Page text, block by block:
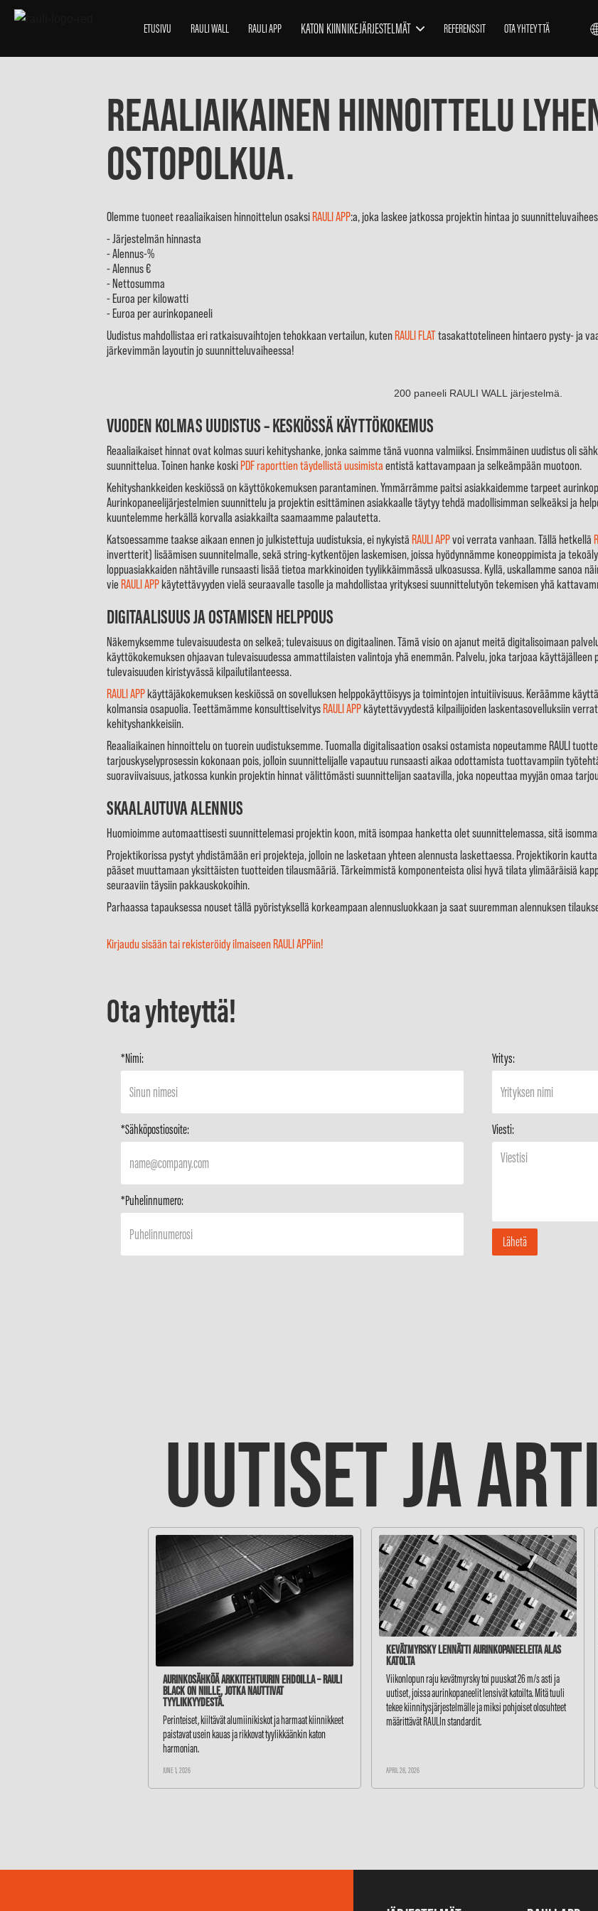
ETUSIVU RAULI WALL RAULI APP KATON KIINNIKEJÄRJESTELMÄT REFERENSSIT OTA YHTEYTTÄ
Reaaliaikainen hinnoittelu
ostopolkua.
Olemme tuoneet reaaliaikaisen hinnoittelun osaksiRAULI APP:a, joka laskee jatkossa projektin hintaa jo
- Järjestelmän hinnasta
- Alennus-%
- Alennus €
- Nettosumma
- Euroa per kilowatti
- Euroa per aurinkopaneeli
Uudistus mahdollistaa eri ratkaisuvaihtojen tehokkaan vertailun, kutenRAULI FLATtasakattotelineen hintaero pysty- ja
järkevimmän layoutin jo suunnitteluvaiheessa!
200 paneeli RAULI WALL järjestelmä.
VUODEN KOLMAS UUDISTUS – KESKIÖSSÄ KÄYTTÖKOKEMUS
Reaaliaikaiset hinnat ovat kolmas suuri kehityshanke, jonka saimme tänä vuonna valmiiksi. Ensimmäinen uudistus oli
suunnittelua. Toinen hanke koskiPDF raporttien täydellistä uusimistaentistä kattavampaan ja selkeämpään muotoon.
Kehityshankkeiden keskiössä on käyttökokemuksen parantaminen. Ymmärrämme paitsi asiakkaidemme tarpeet
Aurinkopaneelijärjestelmien suunnittelu ja projektin esittäminen asiakkaalle täytyy tehdä madollisimman selkeäksi ja
kuuntelemme herkällä korvalla asiakkailta saamaamme palautetta.
Katsoessamme taakse aikaan ennen jo julkistettuja uudistuksia, ei nykyistäRAULI APPvoi verrata vanhaan. Tällä hetkellä
invertterit) lisäämisen suunnitelmalle, sekä string-kytkentöjen laskemisen, joissa hyödynnämme koneoppimista ja
loppuasiakkaiden nähtäville runsaasti lisää tietoa markkinoiden tyylikkäimmässä ulkoasussa. Kyllä, uskallamme sanoa
vieRAULI APPkäytettävyyden vielä seuraavalle tasolle ja mahdollistaa yrityksesi suunnittelutyön tekemisen yhä
DIGITAALISUUS JA OSTAMISEN HELPPOUS
Näkemyksemme tulevaisuudesta on selkeä; tulevaisuus on digitaalinen. Tämä visio on ajanut meitä digitalisoimaan
käyttökokemuksen ohjaavan tulevaisuudessa ammattilaisten valintoja yhä enemmän. Palvelu, joka tarjoaa käyttäjälleen
tulevaisuuden kiristyvässä kilpailutilanteessa.
RAULI APPkäyttäjäkokemuksen keskiössä on sovelluksen helppokäyttöisyys ja toimintojen intuitiivisuus. Keräämme
kolmansia osapuolia. Teettämämme konsulttiselvitysRAULI APPkäytettävyydestä kilpailijoiden laskentasovelluksiin
kehityshankkeisiin.
Reaaliaikainen hinnoittelu on tuorein uudistuksemme. Tuomalla digitalisaation osaksi ostamista nopeutamme RAULI
tarjouskyselyprosessin kokonaan pois, jolloin suunnittelijalle vapautuu runsaasti aikaa odottamista tuottavampiin
suoraviivaisuus, jatkossa kunkin projektin hinnat välittömästi suunnittelijan saatavilla, joka nopeuttaa myyjän omaa
SKAALAUTUVA ALENNUS
Huomioimme automaattisesti suunnittelemasi projektin koon, mitä isompaa hanketta olet suunnittelemassa, sitä
Projektikorissa pystyt yhdistämään eri projekteja, jolloin ne lasketaan yhteen alennusta laskettaessa. Projektikorin
pääset muuttamaan yksittäisten tuotteiden tilausmääriä. Tärkeimmistä komponenteista olisi hyvä tilata ylimääräisiä
seuraaviin täysiin pakkauskokoihin.
Parhaassa tapauksessa nouset tällä pyöristyksellä korkeampaan alennusluokkaan ja saat suuremman alennuksen
Kirjaudu sisään tai rekisteröidy ilmaiseen RAULI APPiin!
Ota yhteyttä!
*Nimi:
*Sähköpostiosoite:
*Puhelinnumero:
Yritys:
Viesti:
UUTISET JA
Aurinkosähköä arkkitehtuurin ehdoilla – RAULI
BLACK on niille, jotka nauttivat
tyylikkyydestä.
Perinteiset, kiiltävät alumiinikiskot ja harmaat kiinnikkeet
paistavat usein kauas ja rikkovat tyylikkäänkin katon
harmonian.
JUNE 1, 2026
Kevätmyrsky lennätti aurinkopaneeleita alas
katolta
Viikonlopun raju kevätmyrsky toi puuskat 26 m/s asti ja
uutiset, joissa aurinkopaneelit lensivät katoilta. Mitä tuuli
tekee kiinnitysjärjestelmälle ja miksi pohjoiset olosuhteet
määrittävät RAULIn standardit.
APRIL 28, 2026